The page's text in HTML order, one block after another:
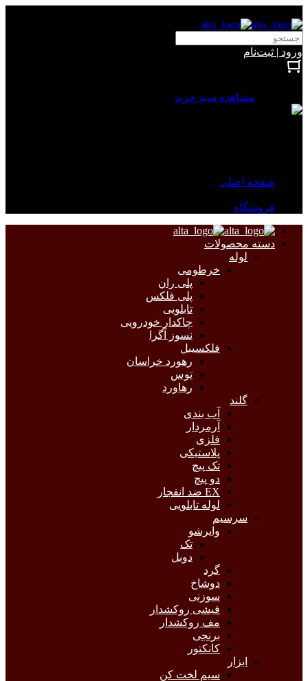
ورود | ثبت‌نام
مشاهده سبد خرید
صفحه اصلی
فروشگاه
دسته محصولات
لوله
خرطومی
پلی ران
پلی فلکس
تابلویی
چاکدار خودرویی
نسوز آگرا
فلکسیبل
رهورد خراسان
توس
رهاورد
گلند
آب بندی
آرمردار
فلزی
پلاستیکی
تک پیچ
دو پیچ
EX ضد انفجار
لوله تابلویی
سرسیم
وایرشو
تک
دوبل
گرد
دوشاخ
سوزنی
فیشی روکشدار
مف روکشدار
برنجی
کانکتور
ابزار
سیم لخت کن